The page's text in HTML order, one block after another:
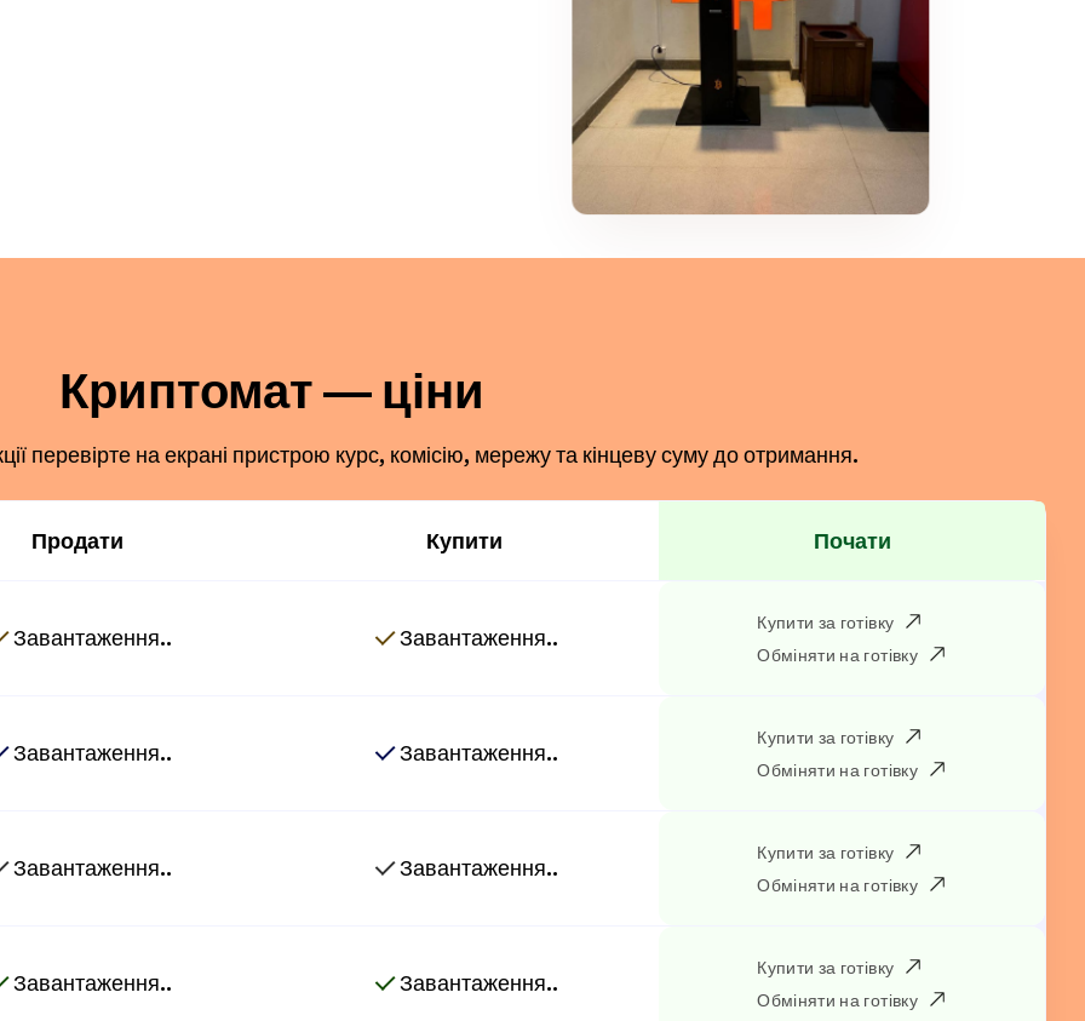
Криптомат — ціни
перевірте на екрані пристрою курс, комісію, мережу та кінцеву суму до отримання.
Продати Купити Почати
Завантаження.. Завантаження..
Купити за готівку
Обміняти на готівку
Завантаження.. Завантаження..
Купити за готівку
Обміняти на готівку
Завантаження.. Завантаження..
Купити за готівку
Обміняти на готівку
Завантаження.. Завантаження..
Купити за готівку
Обміняти на готівку